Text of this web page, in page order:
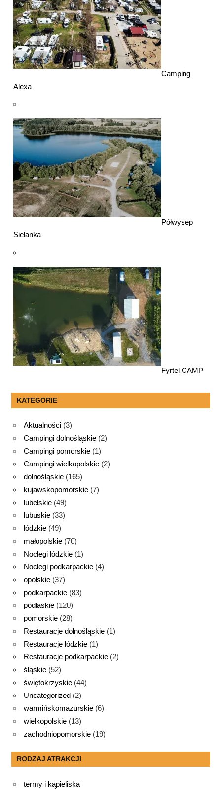
Camping
Alexa
Półwysep
Sielanka
Fyrtel CAMP
KATEGORIE
Aktualności (3)
Campingi dolnośląskie (2)
Campingi pomorskie (1)
Campingi wielkopolskie (2)
dolnośląskie (165)
kujawskopomorskie (7)
lubelskie (49)
lubuskie (33)
łódzkie (49)
małopolskie (70)
Noclegi łódzkie (1)
Noclegi podkarpackie (4)
opolskie (37)
podkarpackie (83)
podlaskie (120)
pomorskie (28)
Restauracje dolnośląskie (1)
Restauracje łódzkie (1)
Restauracje podkarpackie (2)
śląskie (52)
świętokrzyskie (44)
Uncategorized (2)
warmińskomazurskie (6)
wielkopolskie (13)
zachodniopomorskie (19)
RODZAJ ATRAKCJI
termy i kąpieliska